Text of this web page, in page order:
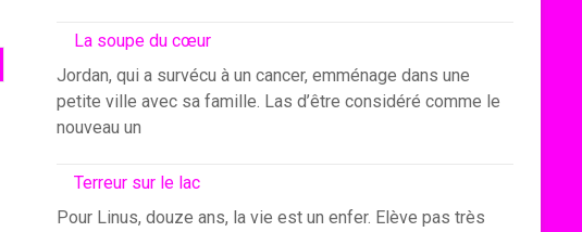
La soupe du cœur
Jordan, qui a survécu à un cancer, emménage dans une
petite ville avec sa famille. Las d’être considéré comme le
nouveau un
Terreur sur le lac
Pour Linus, douze ans, la vie est un enfer. Elève pas très